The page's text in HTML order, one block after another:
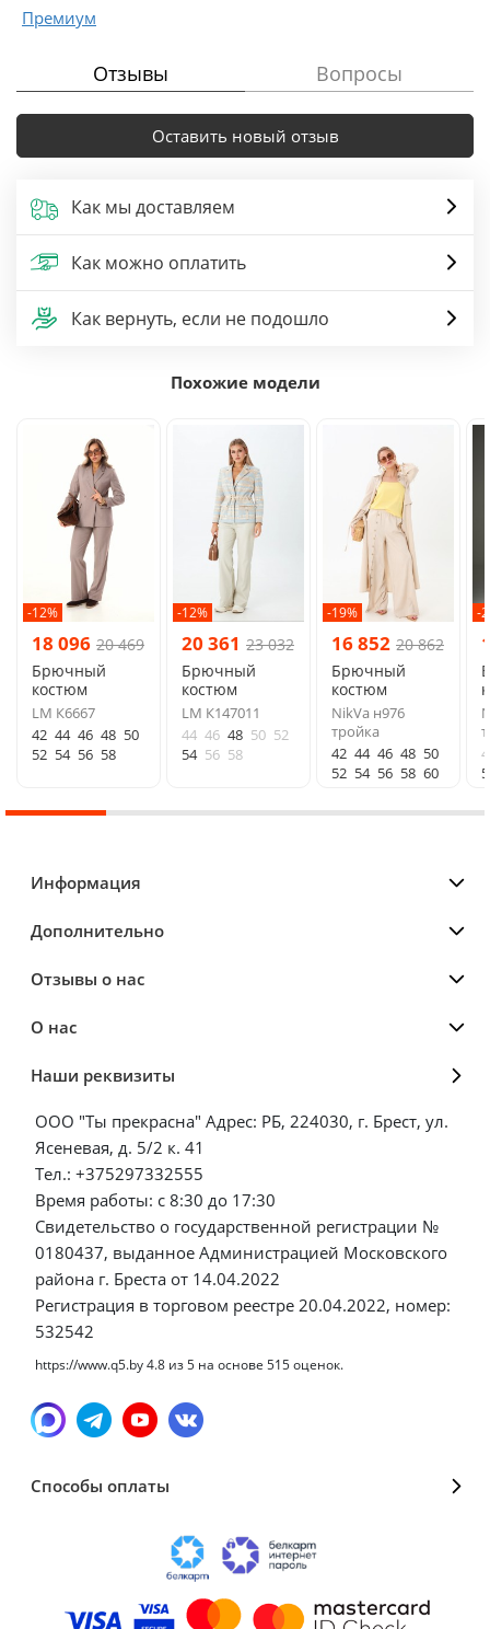
Премиум
Отзывы Вопросы
Оставить новый отзыв
Как мы доставляем
Как можно оплатить
Как вернуть, если не подошло
Похожие модели
-12%
18 096 20 469
Брючный
костюм
LM К6667
42 44 46 48 50
52 54 56 58
-12%
20 361 23 032
Брючный
костюм
LM К147011
44 46 48 50 52
54 56 58
-19%
16 852 20 862
Брючный
костюм
NikVa н976
тройка
42 44 46 48 50
52 54 56 58 60
-
Информация
Дополнительно
Отзывы о нас
О нас
Наши реквизиты
ООО "Ты прекрасна" Адрес: РБ, 224030, г. Брест, ул.
Ясеневая, д. 5/2 к. 41
Тел.: +375297332555
Время работы: с 8:30 до 17:30
Свидетельство о государственной регистрации №
0180437, выданное Администрацией Московского
района г. Бреста от 14.04.2022
Регистрация в торговом реестре 20.04.2022, номер:
532542
https://www.q5.by4.8 из5 на основе 515оценок.
Способы оплаты